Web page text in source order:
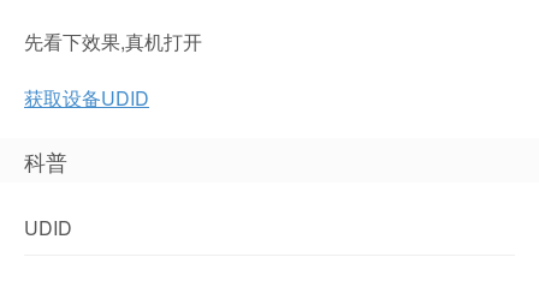
先看下效果,真机打开
获取设备UDID
科普
UDID